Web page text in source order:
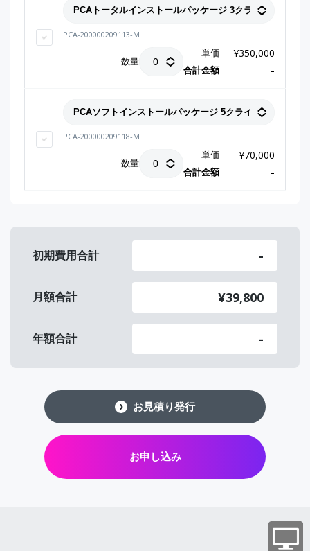
PCA-200000209113-M
数量
単価 ¥350,000
合計金額 -
PCA-200000209118-M
数量
単価 ¥70,000
合計金額 -
初期費用合計 -
月額合計 ¥39,800
年額合計 -
お見積り発行
お申し込み